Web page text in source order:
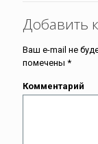
Добавить
Ваш e-mail не
помечены *
Комментарий